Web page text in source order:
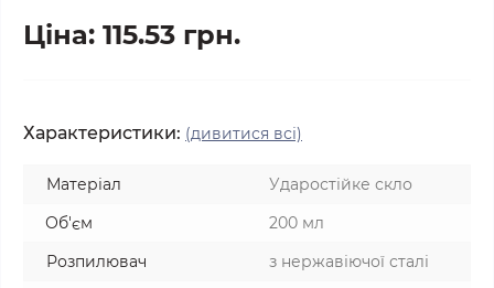
Ціна: 115.53 грн.
Характеристики: (дивитися всі)
Матеріал
Ударостійке скло
Об'єм
200 мл
Розпилювач
з нержавіючої сталі